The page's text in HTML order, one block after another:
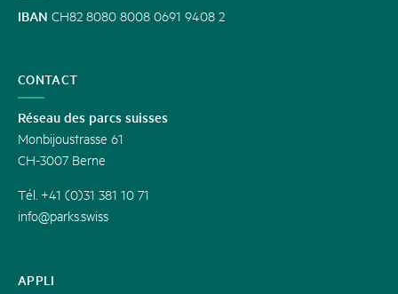
APPLI
IBAN CH82 8080 8008 0691 9408 2
CONTACT
Réseau des parcs suisses
Monbijoustrasse 61
CH-3007 Berne
Tél. +41 (0)31 381 10 71
info@parks.swiss